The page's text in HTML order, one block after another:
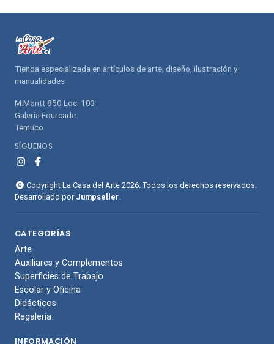
Tienda especializada en artículos de arte, diseño, ilustración y
manualidades
M.Montt 850 Loc. 103
Galería Fourcade
Temuco
SÍGUENOS
Copyright La Casa del Arte 2026. Todos los derechos reservados.
Desarrollado por Jumpseller
CATEGORÍAS
Arte
Auxiliares y Complementos
Superficies de Trabajo
Escolar y Oficina
Didácticos
Regalería
INFORMACIÓN